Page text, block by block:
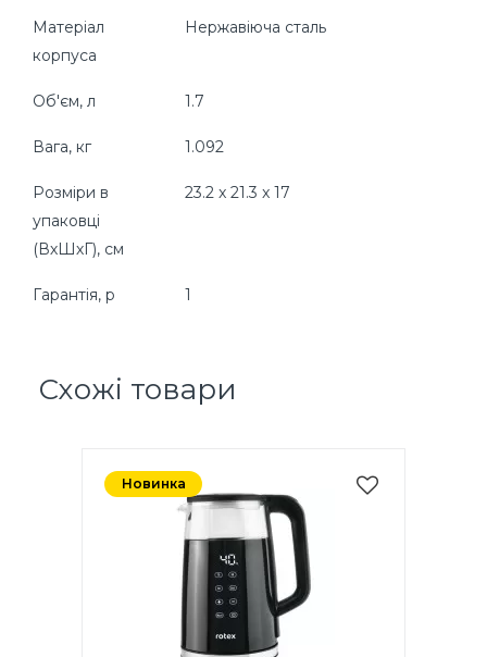
Матеріал
корпуса
Нержавіюча сталь
Об'єм, л 1.7
Вага, кг 1.092
Розміри в
упаковці
(ВхШхГ), cм
23.2 x 21.3 x 17
Гарантія, р 1
Схожі товари
Новинка